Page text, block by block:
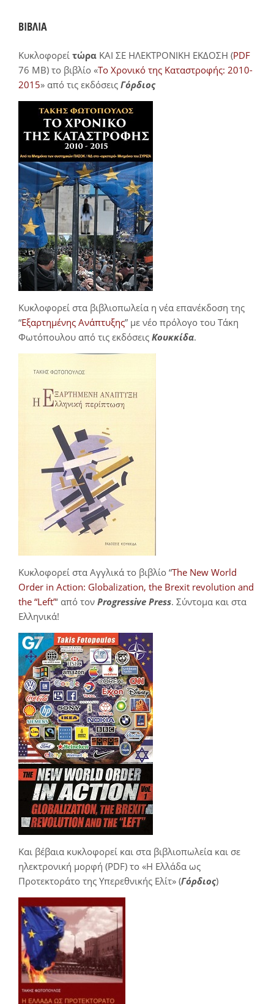
ΒΙΒΛΙΑ
Κυκλοφορεί τώρα ΚΑΙ ΣΕ ΗΛΕΚΤΡΟΝΙΚΗ ΕΚΔΟΣΗ (PDF
76 MB) το βιβλίο «Το Χρονικό της Καταστροφής: 2010-
2015» από τις εκδόσεις Γόρδιος
Κυκλοφορεί στα βιβλιοπωλεία η νέα επανέκδοση της
“Εξαρτημένης Ανάπτυξης” με νέο πρόλογο του Τάκη
Φωτόπουλου από τις εκδόσεις Κουκκίδα.
Κυκλοφορεί στα Αγγλικά το βιβλίο “The New World
Order in Action: Globalization, the Brexit revolution and
the “Left”‘ από τον Progressive Press. Σύντομα και στα
Ελληνικά!
Και βέβαια κυκλοφορεί και στα βιβλιοπωλεία και σε
ηλεκτρονική μορφή (PDF) το «Η Ελλάδα ως
Προτεκτοράτο της Υπερεθνικής Ελίτ» (Γόρδιος)